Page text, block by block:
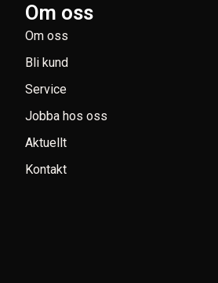
Om oss
Om oss
Bli kund
Service
Jobba hos oss
Aktuellt
Kontakt